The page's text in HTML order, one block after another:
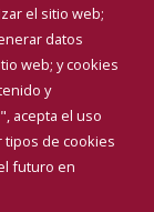
el sitio web;
datos
web; y cookies
y
acepta el uso
tipos de cookies
futuro en